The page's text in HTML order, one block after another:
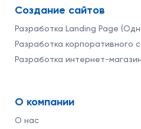
Создание сайтов
Разработка Landing Page
Разработка корпоративного
Разработка интернет-
О компании
О нас